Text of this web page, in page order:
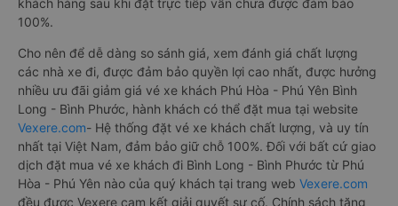
khách hàng sau khi đặt trực tiếp vẫn chưa được đảm bảo
100%.
Cho nên để dễ dàng so sánh giá, xem đánh giá chất lượng
các nhà xe đi, được đảm bảo quyền lợi cao nhất, được hưởng
nhiều ưu đãi giảm giá vé xe khách Phú Hòa - Phú Yên Bình
Long - Bình Phước, hành khách có thể đặt mua tại website
Vexere.com- Hệ thống đặt vé xe khách chất lượng, và uy tín
nhất tại Việt Nam, đảm bảo giữ chỗ 100%. Đối với bất cứ giao
dịch đặt mua vé xe khách đi Bình Long - Bình Phước từ Phú
Hòa - Phú Yên nào của quý khách tại trang web Vexere.com
đều được Vexere cam kết giải quyết sự cố. Chính sách tặng